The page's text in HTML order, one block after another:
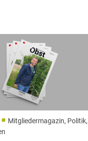
■ Mitgliedermagazin, Politik,